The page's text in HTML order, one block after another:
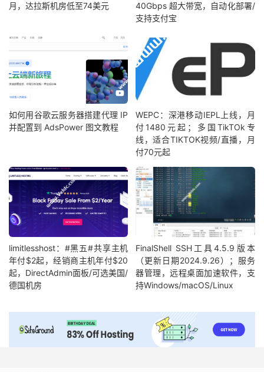
月，达拉斯机房低至74美元
40Gbps 超大带宽，自动化部署/
支持支付宝
如何用谷歌云服务器搭建代理 IP
并配置到 AdsPower 图文教程
WEPC：深港移动IEPL上线，月
付1480元起；多国TikTOk专
线，适合TIKTOK视频/直播，月
付70元起
limitlesshost：#黑五#共享主机
年付$2起，经销商主机年付$20
起，DirectAdmin面板/可选美国/
德国机房
FinalShell SSH工具4.5.9版本
（更新日期2024.9.26）；服务
器管理，远程桌面加速软件，支
持Windows/macOS/Linux